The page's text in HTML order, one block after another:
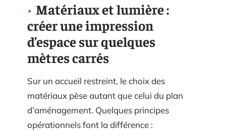
Matériaux et lumière :
créer une impression
d’espace sur quelques
mètres carrés
Sur un accueil restreint, le choix des
matériaux pèse autant que celui du plan
d’aménagement. Quelques principes
opérationnels font la différence :